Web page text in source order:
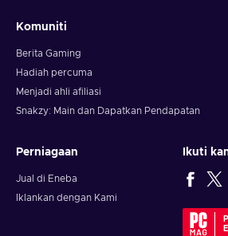
Komuniti
Berita Gaming
Hadiah percuma
Menjadi ahli afiliasi
Snakzy: Main dan Dapatkan Pendapatan
Perniagaan
Jual di Eneba
Iklankan dengan Kami
Ikuti